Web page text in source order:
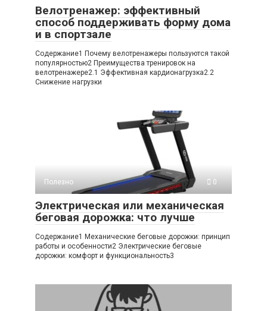
Велотренажер: эффективный
способ поддерживать форму дома
и в спортзале
Содержание1 Почему велотренажеры пользуются такой
популярностью2 Преимущества тренировок на
велотренажере2.1 Эффективная кардионагрузка2.2
Снижение нагрузки
Полезно 0
Электрическая или механическая
беговая дорожка: что лучше
Содержание1 Механические беговые дорожки: принцип
работы и особенности2 Электрические беговые
дорожки: комфорт и функциональность3